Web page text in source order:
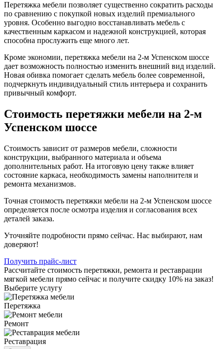
Перетяжка мебели позволяет существенно сократить расходы
по сравнению с покупкой новых изделий премиального
уровня. Особенно выгодно восстанавливать мебель с
качественным каркасом и надежной конструкцией, которая
способна прослужить еще много лет.
Кроме экономии, перетяжка мебели на 2-м Успенском шоссе
дает возможность полностью изменить внешний вид изделий.
Новая обивка помогает сделать мебель более современной,
подчеркнуть индивидуальный стиль интерьера и сохранить
привычный комфорт.
Стоимость перетяжки мебели на 2-м
Успенском шоссе
Стоимость зависит от размеров мебели, сложности
конструкции, выбранного материала и объема
дополнительных работ. На итоговую цену также влияет
состояние каркаса, необходимость замены наполнителя и
ремонта механизмов.
Точная стоимость перетяжки мебели на 2-м Успенском шоссе
определяется после осмотра изделия и согласования всех
деталей заказа.
Уточняйте подробности прямо сейчас. Нас выбирают, нам
доверяют!
Получить прайс-лист
Рассчитайте стоимость перетяжки, ремонта и реставрации
мягкой мебели прямо сейчас и получите скидку 10% на заказ!
Выберите услугу
Перетяжка
Ремонт
Реставрация